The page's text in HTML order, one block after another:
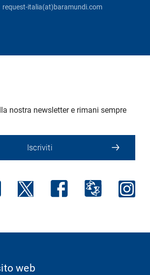
request-italia(at)baramundi.com
nostra newsletter e rimani sempre
Iscriviti
web